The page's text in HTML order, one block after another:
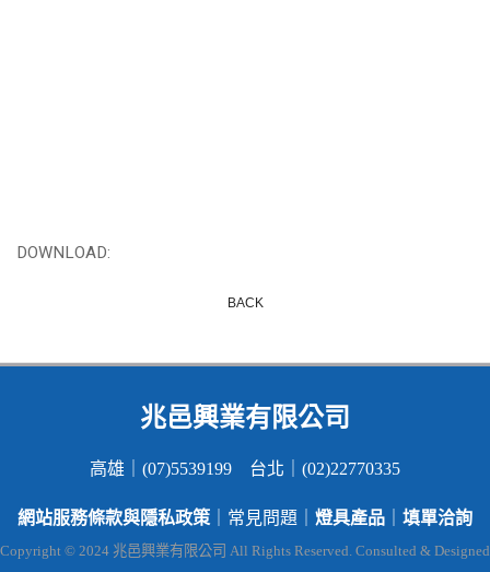
DOWNLOAD:
BACK
兆邑興業有限公司
高雄｜(07)5539199 台北｜(02)22770335
網站服務條款與隱私政策 ｜常見問題｜ 燈具產品 填單洽詢
Copyright © 2024 兆邑興業有限公司 All Rights Reserved. Consulted & Designed